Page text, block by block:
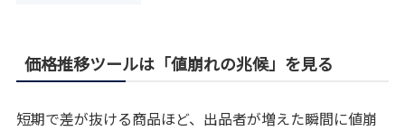
価格推移ツールは「値崩れの兆候」を見る
短期で差が抜ける商品ほど、出品者が増えた瞬間に値崩